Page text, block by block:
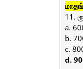
11.
a.
b.
c.
d.